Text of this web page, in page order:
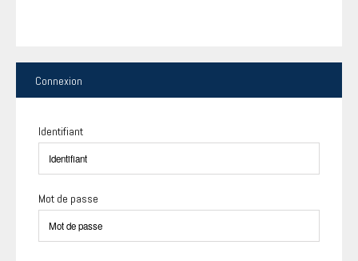
Connexion
Identifiant
Mot de passe